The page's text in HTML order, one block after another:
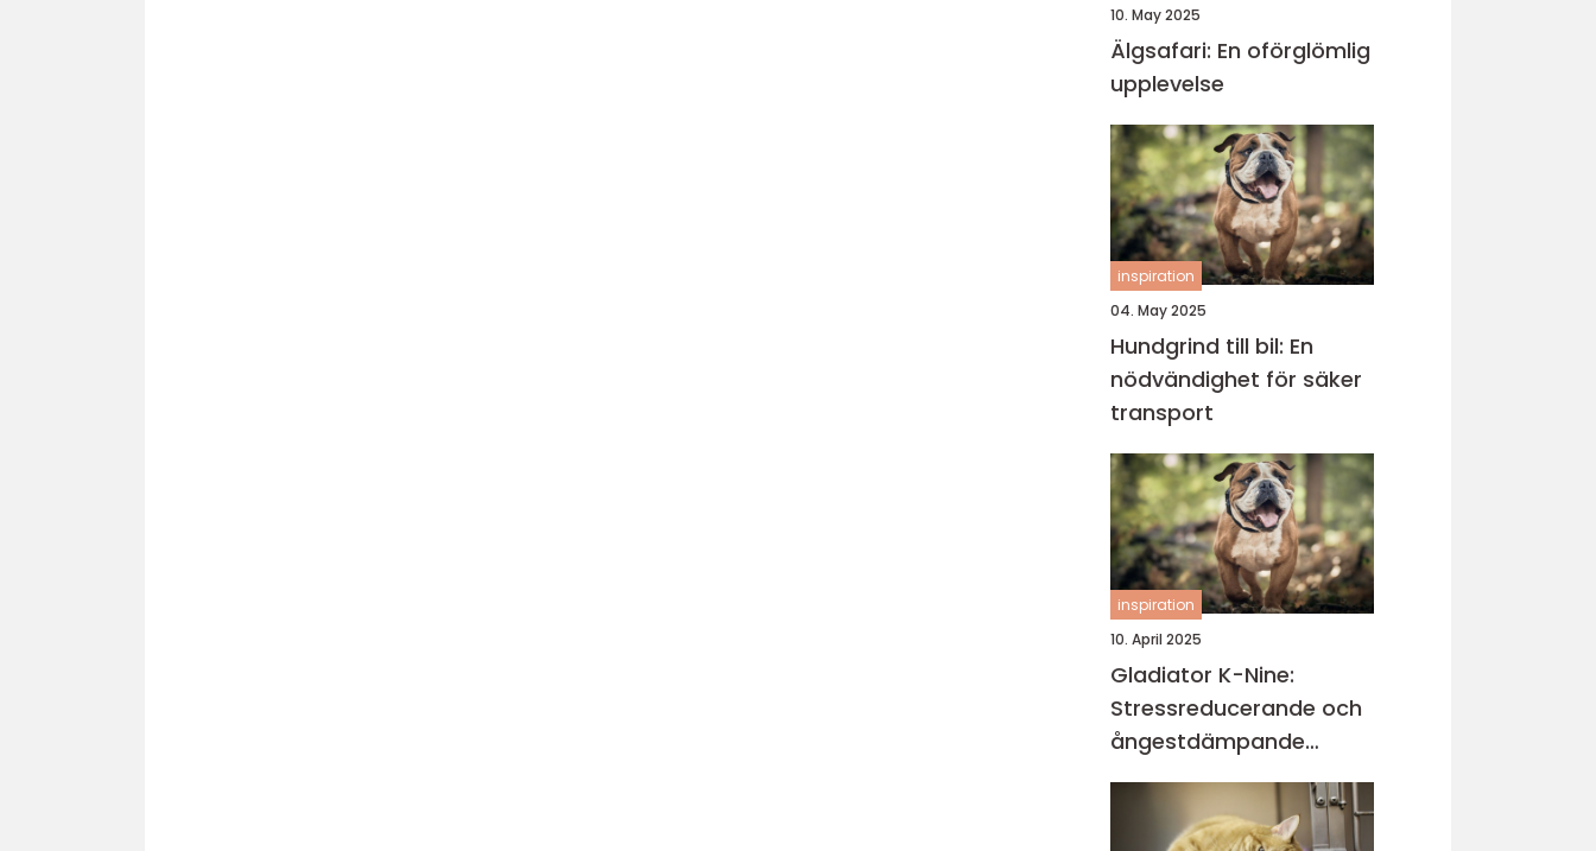
10. May 2025
Älgsafari: En oförglömlig
upplevelse
inspiration
04. May 2025
Hundgrind till bil: En
nödvändighet för säker
transport
inspiration
10. April 2025
Gladiator K-Nine:
Stressreducerande och
ångestdämpande
hundhalsband